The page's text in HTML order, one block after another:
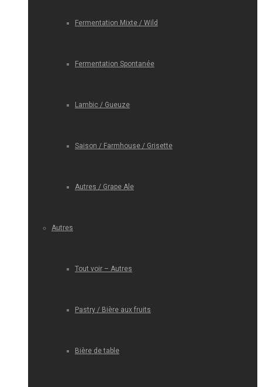
Fermentation Mixte / Wild
Fermentation Spontanée
Lambic / Gueuze
Saison / Farmhouse / Grisette
Autres / Grape Ale
Autres
Tout voir – Autres
Pastry / Bière aux fruits
Bière de table